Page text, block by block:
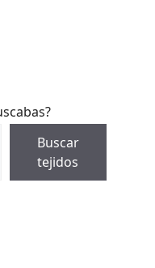
Buscar
tejidos